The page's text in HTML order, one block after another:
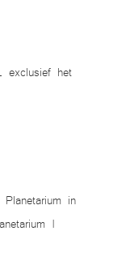
exclusief het
in
|